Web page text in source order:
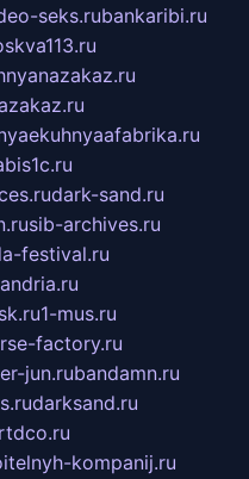
seks.rubankaribi.ru
dark-sand.ru
sib-archives.ru
festival.ru
1-mus.ru
factory.ru
jun.rubandamn.ru
darksand.ru
rtdco.ru
kompanij.ru